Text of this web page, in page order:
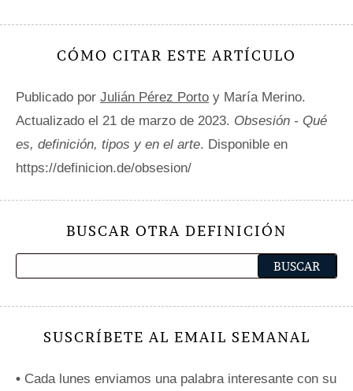
CÓMO CITAR ESTE ARTÍCULO
Publicado por Julián Pérez Porto y María Merino.
Actualizado el 21 de marzo de 2023. Obsesión - Qué
es, definición, tipos y en el arte. Disponible en
https://definicion.de/obsesion/
BUSCAR OTRA DEFINICIÓN
SUSCRÍBETE AL EMAIL SEMANAL
• Cada lunes enviamos una palabra interesante con su